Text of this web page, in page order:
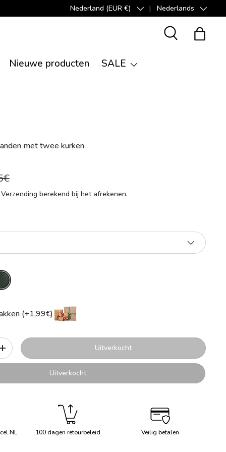
Land/Regio
Nederland (EUR €) Taal Nederlands
ZoekenTas
Nieuwe producten SALE
met twee kurken
Verzending berekend bij het afrekenen.
(+1,99€)
+ Uitverkocht
Uitverkocht
NL 100 dagen retourbeleid Veilig betalen